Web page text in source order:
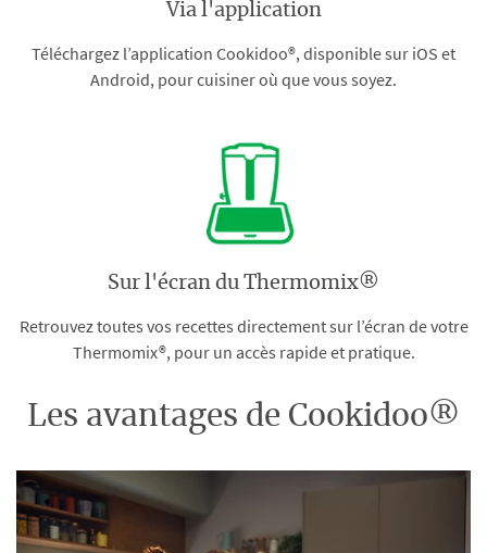
Via l'application
Téléchargez l’application Cookidoo®, disponible sur iOS et
Android, pour cuisiner où que vous soyez.
Sur l'écran du Thermomix®
Retrouvez toutes vos recettes directement sur l’écran de votre
Thermomix®, pour un accès rapide et pratique.
Les avantages de Cookidoo®